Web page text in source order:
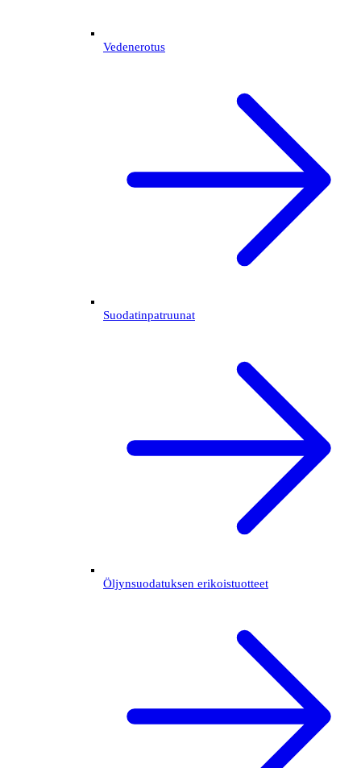
Vedenerotus
Suodatinpatruunat
Öljynsuodatuksen erikoistuotteet